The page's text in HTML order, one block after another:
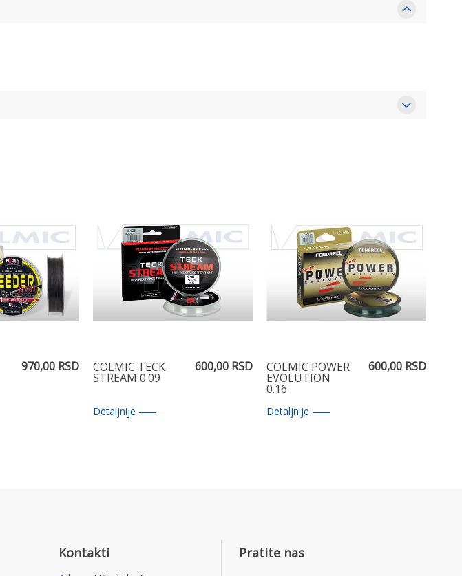
970,00 RSD COLMIC TECK
STREAM 0.09
600,00 RSD
Detaljnije
COLMIC POWER
EVOLUTION
0.16
600,00 RSD
Detaljnije
Kontakti Pratite nas